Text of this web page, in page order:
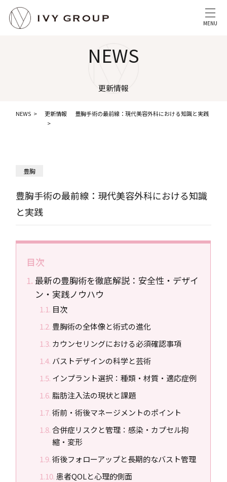
MENU
NEWS
更新情報
NEWS 更新情報 豊胸手術の最前線：現代美容外科における知識と実践
豊胸
豊胸手術の最前線：現代美容外科における知識
と実践
目次
最新の豊胸術を徹底解説：安全性・デザイ
ン・実践ノウハウ
目次
豊胸術の全体像と術式の進化
カウンセリングにおける必須確認事項
バストデザインの科学と芸術
インプラント選択：種類・材質・適応症例
脂肪注入法の現状と課題
術前・術後マネージメントのポイント
合併症リスクと管理：感染・カプセル拘
縮・変形
術後フォローアップと長期的なバスト管理
患者QOLと心理的側面